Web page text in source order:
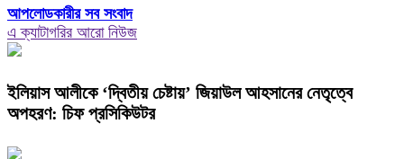
আপলোডকারীর সব সংবাদ
এ ক্যাটাগরির আরো নিউজ
ইলিয়াস আলীকে ‘দ্বিতীয় চেষ্টায়’ জিয়াউল আহসানের নেতৃত্বে
অপহরণ: চিফ প্রসিকিউটর